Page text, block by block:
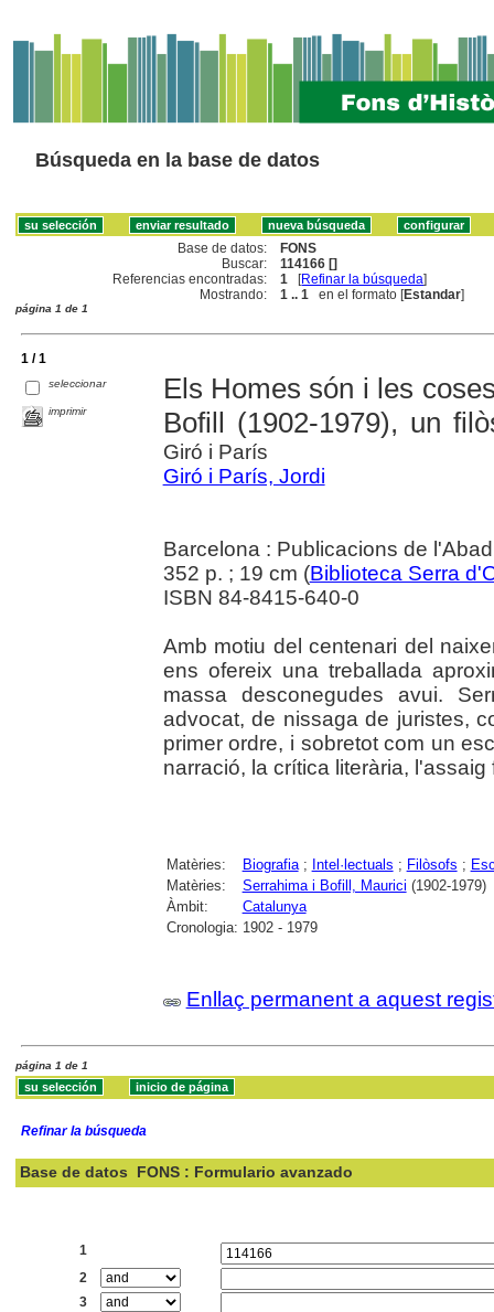
Búsqueda en la base de datos
Base de datos:
FONS
Buscar:
114166 []
Referencias encontradas:
1 [Refinar la búsqueda]
Mostrando:
1 .. 1 en el formato [Estandar]
página 1 de 1
1 / 1
seleccionar
imprimir
Els Homes són i les
Bofill (1902-1979), un
Giró i París
Giró i París, Jordi
Barcelona : Publicacions de
352 p. ; 19 cm (Biblioteca Serra
ISBN 84-8415-640-0
Amb motiu del centenari del
ens ofereix una treballada
massa desconegudes avui.
advocat, de nissaga de juristes,
primer ordre, i sobretot com un
narració, la crítica literària,
Matèries: Biografia; Intel·lectuals ; Filòsofs ;
Matèries:
Serrahima i Bofill, Maurici (1902-1979)
Àmbit:
Catalunya
Cronologia: 1902 - 1979
Enllaç permanent a aquest
página 1 de 1
Refinar la búsqueda
Base de datos FONS : Formulario avanzado
1
2
3